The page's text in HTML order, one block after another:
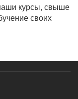
курсы, свыше
своих